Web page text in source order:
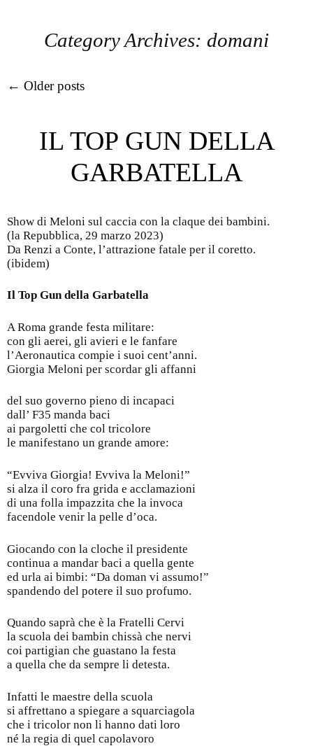
Category Archives: domani
Post navigation
← Older posts
IL TOP GUN DELLA
GARBATELLA
Show di Meloni sul caccia con la claque dei bambini.
(la Repubblica, 29 marzo 2023)
Da Renzi a Conte, l’attrazione fatale per il coretto.
(ibidem)
Il Top Gun della Garbatella
A Roma grande festa militare:
con gli aerei, gli avieri e le fanfare
l’Aeronautica compie i suoi cent’anni.
Giorgia Meloni per scordar gli affanni
del suo governo pieno di incapaci
dall’ F35 manda baci
ai pargoletti che col tricolore
le manifestano un grande amore:
“Evviva Giorgia! Evviva la Meloni!”
si alza il coro fra grida e acclamazioni
di una folla impazzita che la invoca
facendole venir la pelle d’oca.
Giocando con la cloche il presidente
continua a mandar baci a quella gente
ed urla ai bimbi: “Da doman vi assumo!”
spandendo del potere il suo profumo.
Quando saprà che è la Fratelli Cervi
la scuola dei bambin chissà che nervi
coi partigian che guastano la festa
a quella che da sempre li detesta.
Infatti le maestre della scuola
si affrettano a spiegare a squarciagola
che i tricolor non li hanno dati loro
né la regia di quel capolavoro